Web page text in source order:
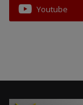
Youtube